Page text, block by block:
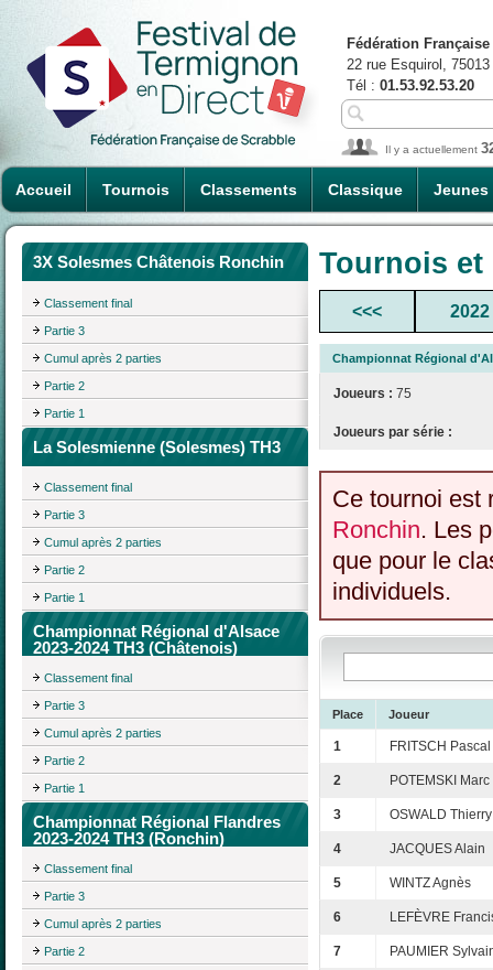
Accueil Tournois Classements Classique Jeunes
Fédération
22 rue Esquirol,
Tél : 01.53.92.53.20
Il y a actuellement
3X Solesmes Châtenois Ronchin
Classement final
Partie 3
Cumul après 2 parties
Partie 2
Partie 1
La Solesmienne (Solesmes) TH3
Classement final
Partie 3
Cumul après 2 parties
Partie 2
Partie 1
Championnat Régional d'Alsace
2023-2024 TH3 (Châtenois)
Classement final
Partie 3
Cumul après 2 parties
Partie 2
Partie 1
Championnat Régional Flandres
2023-2024 TH3 (Ronchin)
Classement final
Partie 3
Cumul après 2 parties
Partie 2
Tournois
<<< 2022
Championnat Régional
Joueurs : 75
Joueurs par série :
Ce tournoi est
Ronchin. Les
que pour le
individuels.
Place Joueur
1 FRITSCH Pascal
2 POTEMSKI Marc
3 OSWALD Thierry
4 JACQUES Alain
5 WINTZ Agnès
6 LEFÈVRE
7 PAUMIER